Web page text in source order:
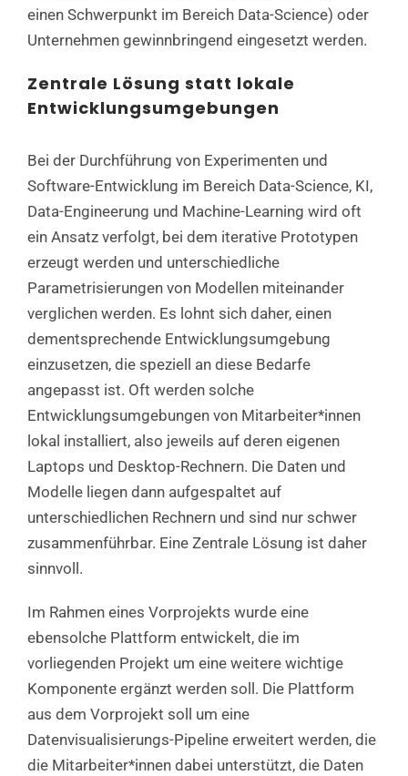
einen Schwerpunkt im Bereich Data-Science) oder
Unternehmen gewinnbringend eingesetzt werden.
Zentrale Lösung statt lokale
Entwicklungsumgebungen
Bei der Durchführung von Experimenten und
Software-Entwicklung im Bereich Data-Science, KI,
Data-Engineerung und Machine-Learning wird oft
ein Ansatz verfolgt, bei dem iterative Prototypen
erzeugt werden und unterschiedliche
Parametrisierungen von Modellen miteinander
verglichen werden. Es lohnt sich daher, einen
dementsprechende Entwicklungsumgebung
einzusetzen, die speziell an diese Bedarfe
angepasst ist. Oft werden solche
Entwicklungsumgebungen von Mitarbeiter*innen
lokal installiert, also jeweils auf deren eigenen
Laptops und Desktop-Rechnern. Die Daten und
Modelle liegen dann aufgespaltet auf
unterschiedlichen Rechnern und sind nur schwer
zusammenführbar. Eine Zentrale Lösung ist daher
sinnvoll.
Im Rahmen eines Vorprojekts wurde eine
ebensolche Plattform entwickelt, die im
vorliegenden Projekt um eine weitere wichtige
Komponente ergänzt werden soll. Die Plattform
aus dem Vorprojekt soll um eine
Datenvisualisierungs-Pipeline erweitert werden, die
die Mitarbeiter*innen dabei unterstützt, die Daten